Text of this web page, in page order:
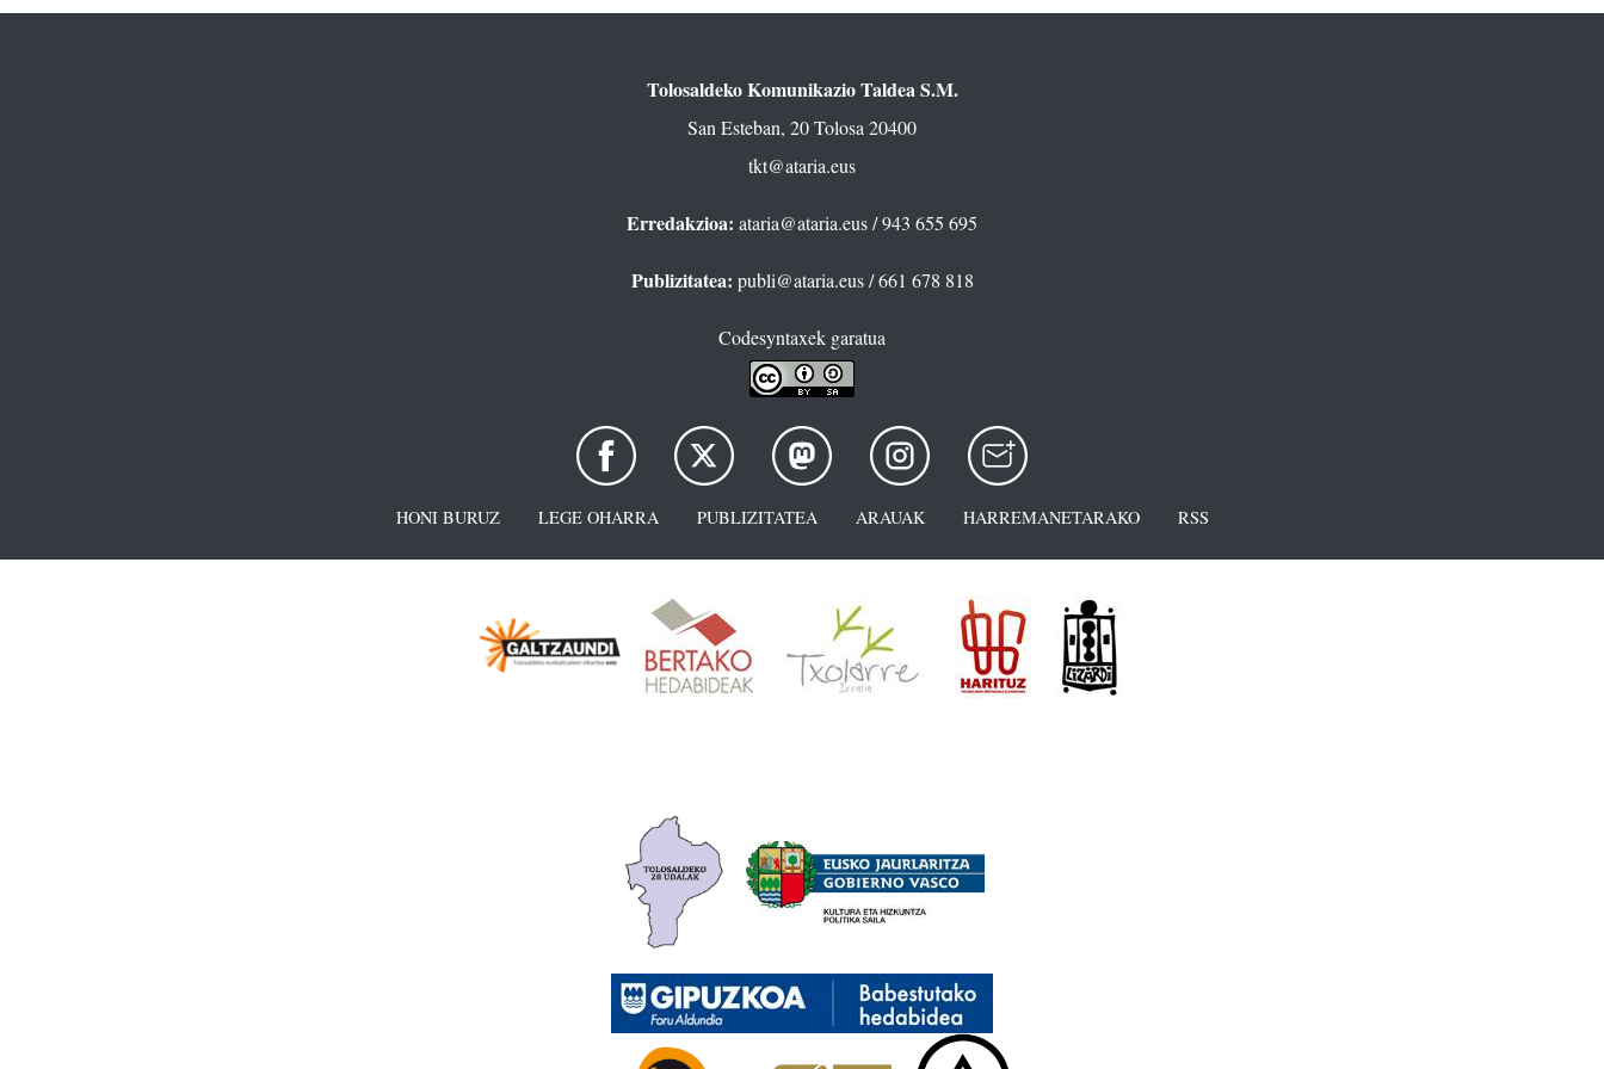
Tolosaldeko Komunikazio Taldea S.M.
San Esteban, 20 Tolosa 20400
tkt@ataria.eus
Erredakzioa: ataria@ataria.eus/ 943 655 695
Publizitatea: publi@ataria.eus/ 661 678 818
Codesyntaxek garatua
HONI BURUZ LEGE OHARRA PUBLIZITATEA ARAUAK HARREMANETARAKO RSS